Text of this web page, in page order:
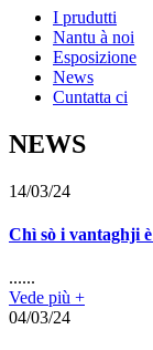
I prudutti
Nantu à noi
Esposizione
News
Cuntatta ci
NEWS
14/03/24
Chì sò i vantaghji
......
Vede più +
04/03/24